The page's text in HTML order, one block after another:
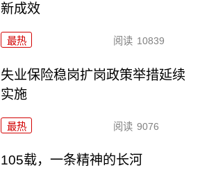
新成效
最热 阅读 10839
失业保险稳岗扩岗政策举措延续
实施
最热 阅读 9076
105载，一条精神的长河